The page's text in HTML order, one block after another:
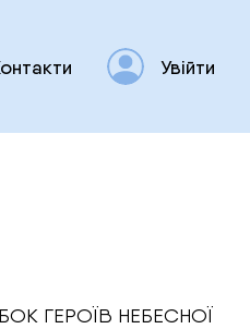
Увійти
ГЕРОЇВ НЕБЕСНОЇ